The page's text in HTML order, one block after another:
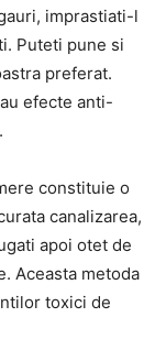
imprastiati-l
Puteti pune si
preferat.
efecte anti-
constituie o
canalizarea,
apoi otet de
Aceasta metoda
toxici de